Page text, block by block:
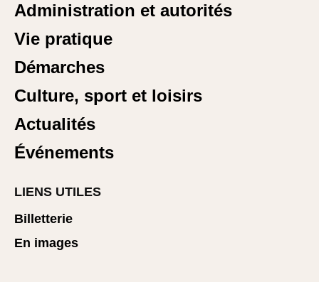
Administration et autorités
Vie pratique
Démarches
Culture, sport et loisirs
Actualités
Événements
LIENS UTILES
Billetterie
En images